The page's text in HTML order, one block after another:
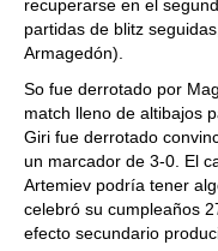
recuperarse en el
partidas de blitz
Armagedón).
So fue derrotado por
match lleno de altibajos
Giri fue derrotado
un marcador de 3-0. El
Artemiev podría tener
celebró su cumpleaños
efecto secundario